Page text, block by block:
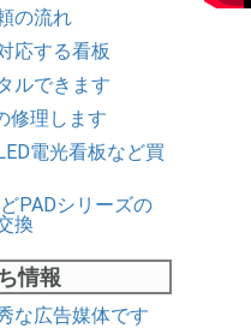
の流れ
応する看板
ルできます
修理します
電光看板など買
PADシリーズの
換
情報
な広告媒体です